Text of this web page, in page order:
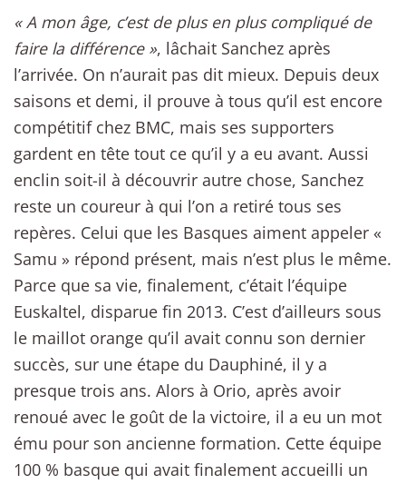
« A mon âge, c’est de plus en plus compliqué de
faire la différence », lâchait Sanchez après
l’arrivée. On n’aurait pas dit mieux. Depuis deux
saisons et demi, il prouve à tous qu’il est encore
compétitif chez BMC, mais ses supporters
gardent en tête tout ce qu’il y a eu avant. Aussi
enclin soit-il à découvrir autre chose, Sanchez
reste un coureur à qui l’on a retiré tous ses
repères. Celui que les Basques aiment appeler «
Samu » répond présent, mais n’est plus le même.
Parce que sa vie, finalement, c’était l’équipe
Euskaltel, disparue fin 2013. C’est d’ailleurs sous
le maillot orange qu’il avait connu son dernier
succès, sur une étape du Dauphiné, il y a
presque trois ans. Alors à Orio, après avoir
renoué avec le goût de la victoire, il a eu un mot
ému pour son ancienne formation. Cette équipe
100 % basque qui avait finalement accueilli un